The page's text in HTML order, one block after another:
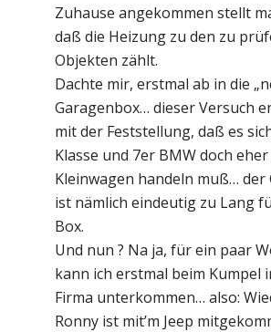
Zuhause angekommen stellt
daß die Heizung zu den zu
Objekten zählt.
Dachte mir, erstmal ab in die
Garagenbox… dieser Versuch
mit der Feststellung, daß es
Klasse und 7er BMW doch
Kleinwagen handeln muß… der
ist nämlich eindeutig zu Lang
Box.
Und nun ? Na ja, für ein paar
kann ich erstmal beim Kumpel
Firma unterkommen… also:
Ronny ist mit’m Jeep